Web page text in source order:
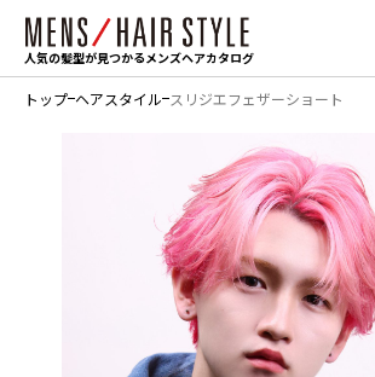
人気の髪型が見つかるメンズヘアカタログ
トップ ヘアスタイル スリジエフェザーショート